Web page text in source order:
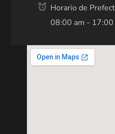
Horario de
08:00 am - 17:00